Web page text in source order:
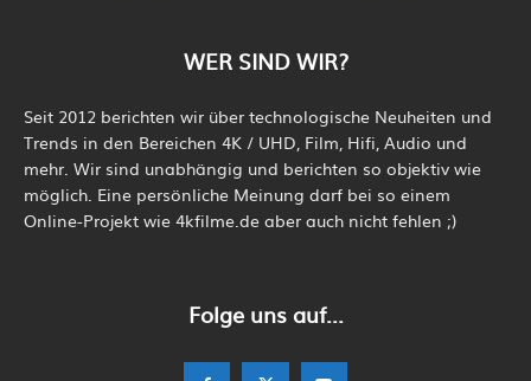
WER SIND WIR?
Seit 2012 berichten wir über technologische Neuheiten und
Trends in den Bereichen 4K / UHD, Film, Hifi, Audio und
mehr. Wir sind unabhängig und berichten so objektiv wie
möglich. Eine persönliche Meinung darf bei so einem
Online-Projekt wie 4kfilme.de aber auch nicht fehlen ;)
Folge uns auf...